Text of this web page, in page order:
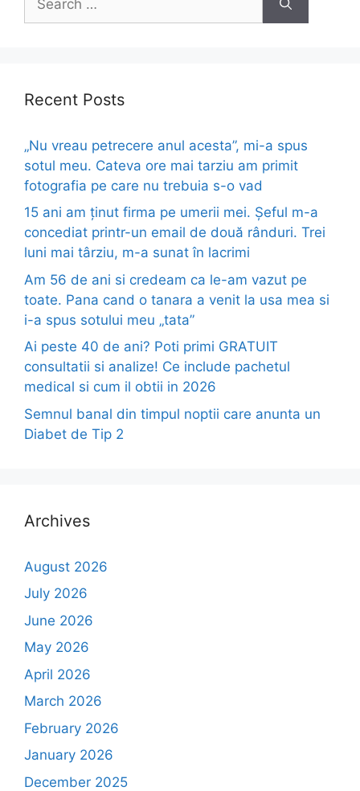
for:
Recent Posts
„Nu vreau petrecere anul acesta”, mi-a spus
sotul meu. Cateva ore mai tarziu am primit
fotografia pe care nu trebuia s-o vad
15 ani am ținut firma pe umerii mei. Șeful m-a
concediat printr-un email de două rânduri. Trei
luni mai târziu, m-a sunat în lacrimi
Am 56 de ani si credeam ca le-am vazut pe
toate. Pana cand o tanara a venit la usa mea si
i-a spus sotului meu „tata”
Ai peste 40 de ani? Poti primi GRATUIT
consultatii si analize! Ce include pachetul
medical si cum il obtii in 2026
Semnul banal din timpul noptii care anunta un
Diabet de Tip 2
Archives
August 2026
July 2026
June 2026
May 2026
April 2026
March 2026
February 2026
January 2026
December 2025